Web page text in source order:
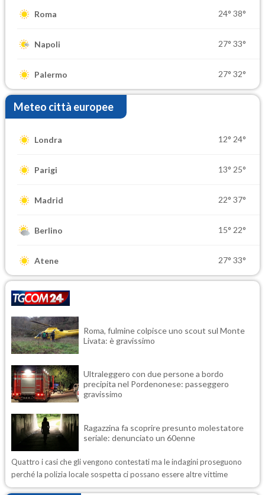
Roma 24° 38°
Napoli 27° 33°
Palermo 27° 32°
Meteo città europee
Londra 12° 24°
Parigi 13° 25°
Madrid 22° 37°
Berlino 15° 22°
Atene 27° 33°
Roma, fulmine colpisce uno scout sul Monte
Livata: è gravissimo
Ultraleggero con due persone a bordo
precipita nel Pordenonese: passeggero
gravissimo
Ragazzina fa scoprire presunto molestatore
seriale: denunciato un 60enne
Quattro i casi che gli vengono contestati ma le indagini proseguono
perché la polizia locale sospetta ci possano essere altre vittime